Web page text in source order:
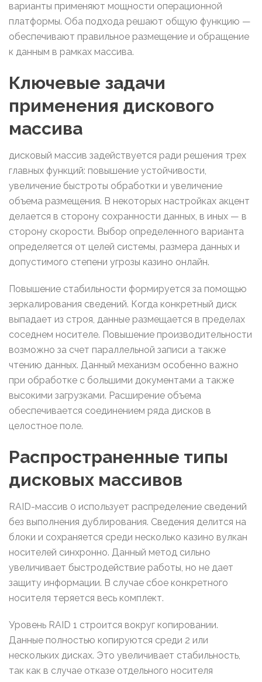
варианты применяют мощности операционной
платформы. Оба подхода решают общую функцию —
обеспечивают правильное размещение и обращение
к данным в рамках массива.
Ключевые задачи
применения дискового
массива
дисковый массив задействуется ради решения трех
главных функций: повышение устойчивости,
увеличение быстроты обработки и увеличение
объема размещения. В некоторых настройках акцент
делается в сторону сохранности данных, в иных — в
сторону скорости. Выбор определенного варианта
определяется от целей системы, размера данных и
допустимого степени угрозы казино онлайн.
Повышение стабильности формируется за помощью
зеркалирования сведений. Когда конкретный диск
выпадает из строя, данные размещается в пределах
соседнем носителе. Повышение производительности
возможно за счет параллельной записи а также
чтению данных. Данный механизм особенно важно
при обработке с большими документами а также
высокими загрузками. Расширение объема
обеспечивается соединением ряда дисков в
целостное поле.
Распространенные типы
дисковых массивов
RAID-массив 0 использует распределение сведений
без выполнения дублирования. Сведения делится на
блоки и сохраняется среди несколько казино вулкан
носителей синхронно. Данный метод сильно
увеличивает быстродействие работы, но не дает
защиту информации. В случае сбое конкретного
носителя теряется весь комплект.
Уровень RAID 1 строится вокруг копировании.
Данные полностью копируются среди 2 или
нескольких дисках. Это увеличивает стабильность,
так как в случае отказе отдельного носителя